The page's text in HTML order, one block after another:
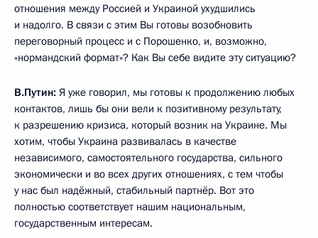
отношения между Россией и Украиной ухудшились
и надолго. В связи с этим Вы готовы возобновить
переговорный процесс и с Порошенко, и, возможно,
«нормандский формат»? Как Вы себе видите эту ситуацию?
В.Путин: Я уже говорил, мы готовы к продолжению любых
контактов, лишь бы они вели к позитивному результату,
к разрешению кризиса, который возник на Украине. Мы
хотим, чтобы Украина развивалась в качестве
независимого, самостоятельного государства, сильного
экономически и во всех других отношениях, с тем чтобы
у нас был надёжный, стабильный партнёр. Вот это
полностью соответствует нашим национальным,
государственным интересам.